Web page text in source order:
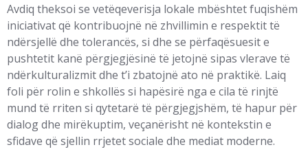
Avdiq theksoi se vetëqeverisja lokale mbështet fuqishëm
iniciativat që kontribuojnë në zhvillimin e respektit të
ndërsjellë dhe tolerancës, si dhe se përfaqësuesit e
pushtetit kanë përgjegjësinë të jetojnë sipas vlerave të
ndërkulturalizmit dhe t’i zbatojnë ato në praktikë. Laiq
foli për rolin e shkollës si hapësirë nga e cila të rinjtë
mund të rriten si qytetarë të përgjegjshëm, të hapur për
dialog dhe mirëkuptim, veçanërisht në kontekstin e
sfidave që sjellin rrjetet sociale dhe mediat moderne.